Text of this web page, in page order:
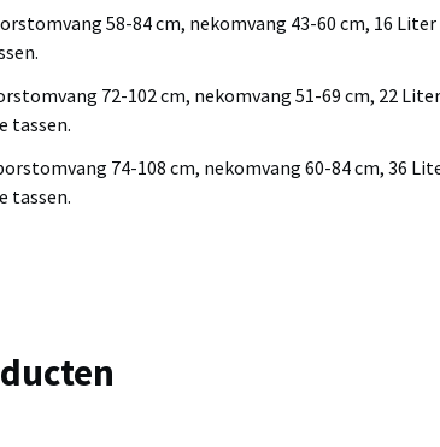
58-84 cm, nekomvang 43-60 cm, 16
72-102 cm, nekomvang 51-69 cm, 22
tassen.
74-108 cm, nekomvang 60-84 cm, 36
tassen.